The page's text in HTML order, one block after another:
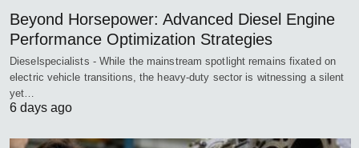
Beyond Horsepower: Advanced Diesel Engine
Performance Optimization Strategies
Dieselspecialists - While the mainstream spotlight remains fixated on
electric vehicle transitions, the heavy-duty sector is witnessing a silent
yet…
6 days ago